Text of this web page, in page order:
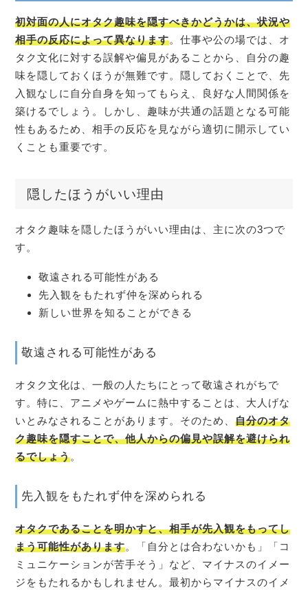
初対面の人にオタク趣味を隠すべきかどうかは、状況や
相手の反応によって異なります。仕事や公の場では、オ
タク文化に対する誤解や偏見があることから、自分の趣
味を隠しておくほうが無難です。隠しておくことで、先
入観なしに自分自身を知ってもらえ、良好な人間関係を
築けるでしょう。しかし、趣味が共通の話題となる可能
性もあるため、相手の反応を見ながら適切に開示してい
くことも重要です。
隠したほうがいい理由
オタク趣味を隠したほうがいい理由は、主に次の3つで
す。
敬遠される可能性がある
先入観をもたれず仲を深められる
新しい世界を知ることができる
敬遠される可能性がある
オタク文化は、一般の人たちにとって敬遠されがちで
す。特に、アニメやゲームに熱中することは、大人げな
いとみなされることがあります。そのため、自分のオタ
ク趣味を隠すことで、他人からの偏見や誤解を避けられ
るでしょう。
先入観をもたれず仲を深められる
オタクであることを明かすと、相手が先入観をもってし
まう可能性があります。「自分とは合わないかも」「コ
ミュニケーションが苦手そう」など、マイナスのイメー
ジをもたれるかもしれません。最初からマイナスのイメ